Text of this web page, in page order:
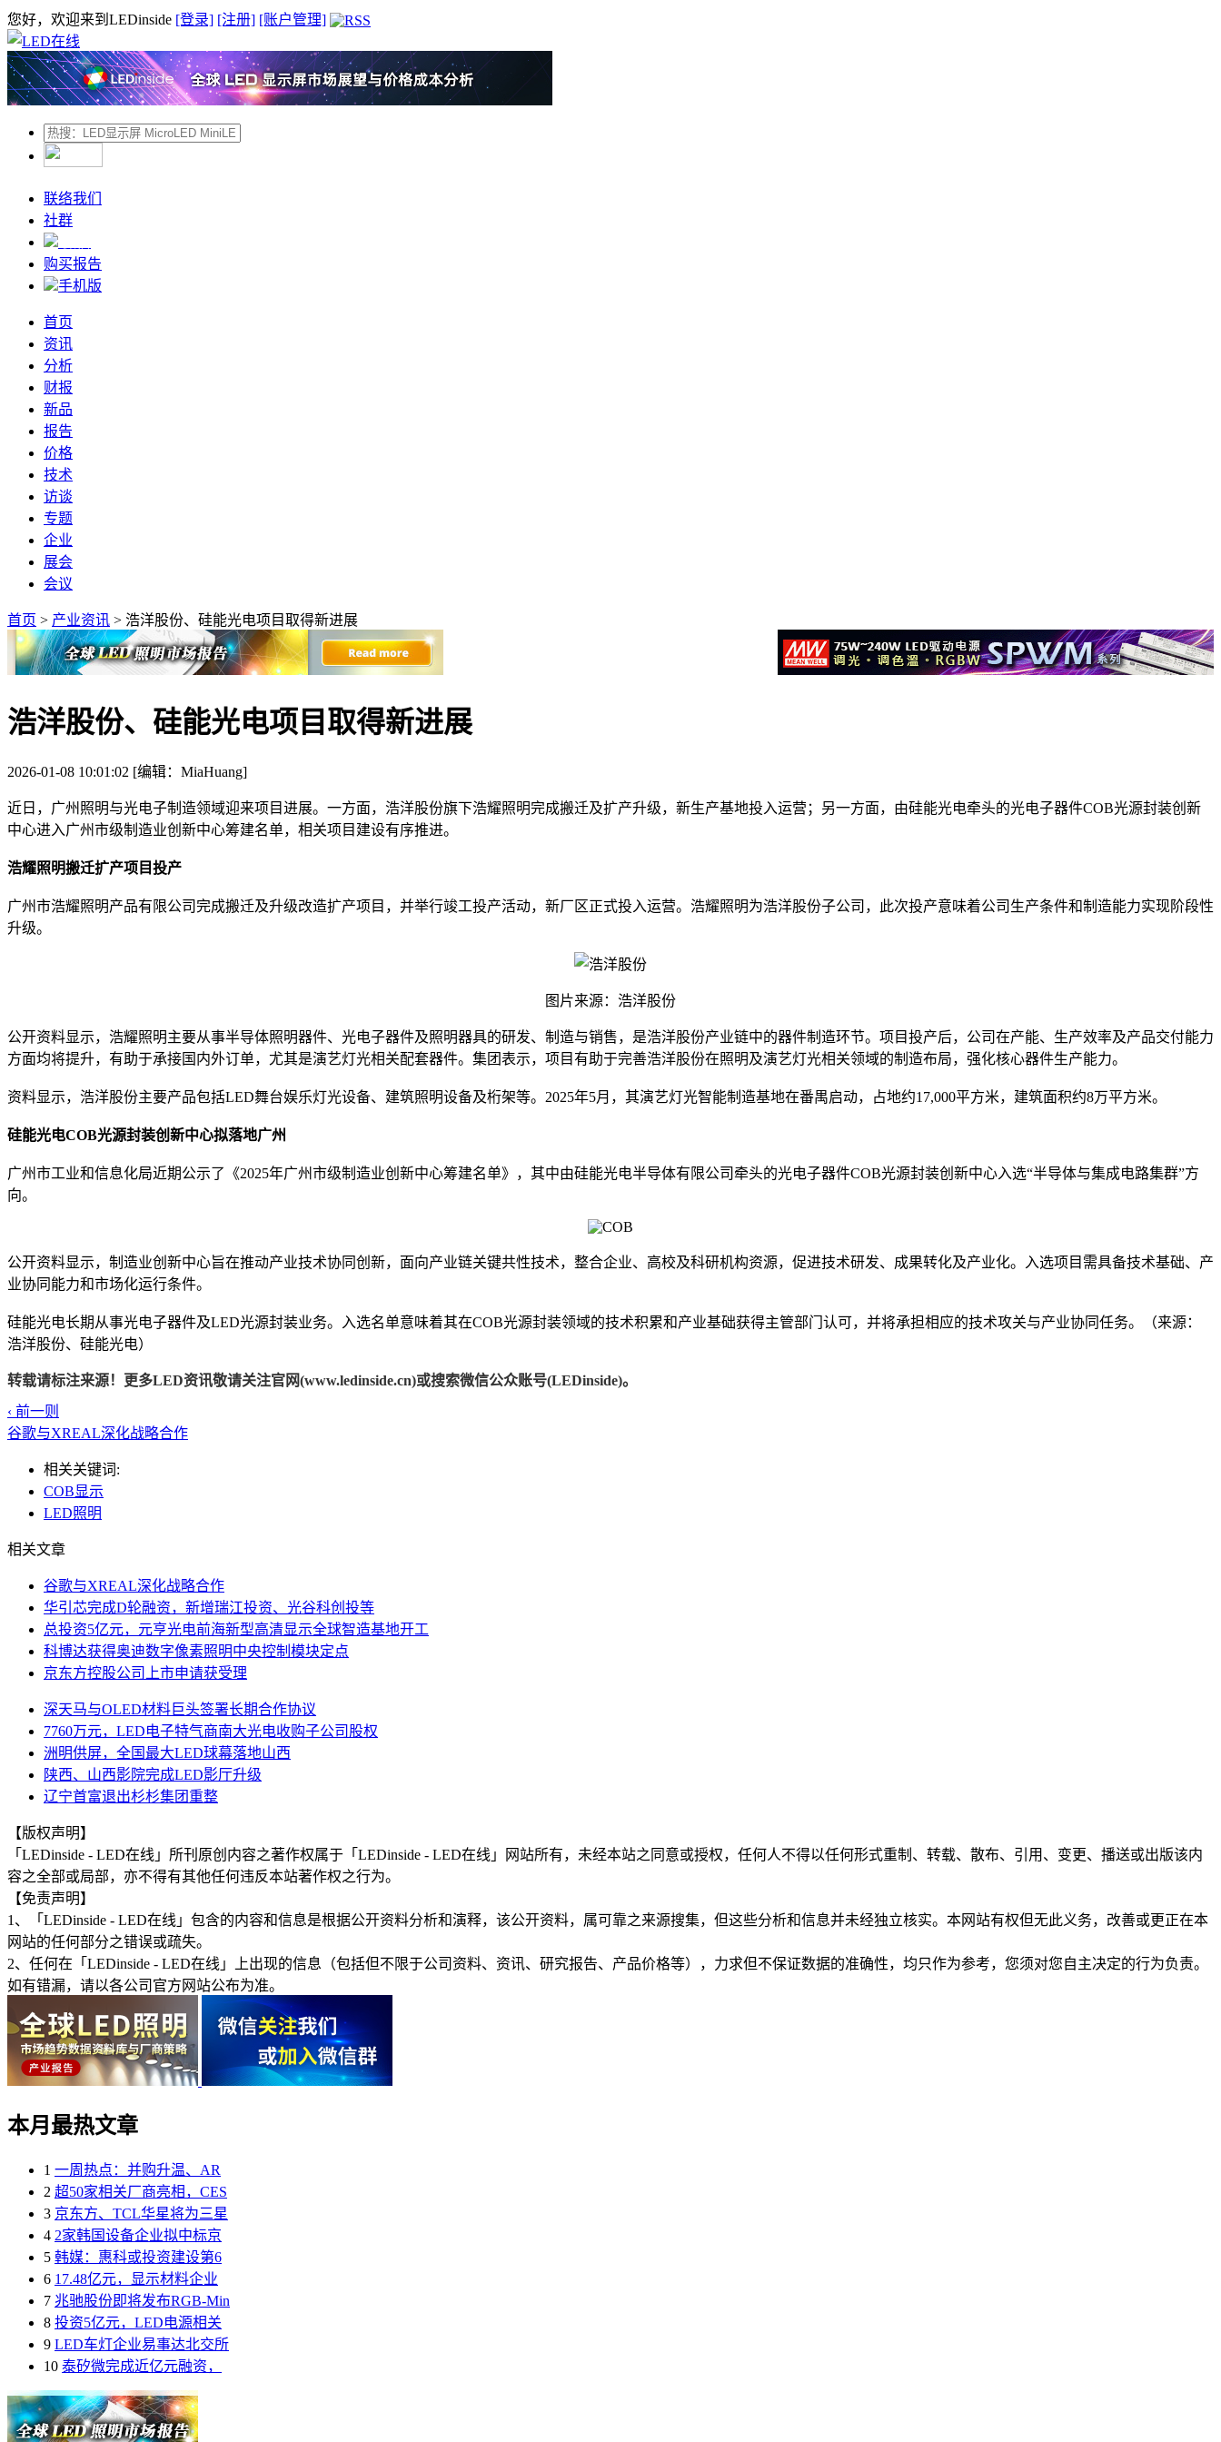
您好，欢迎来到LEDinside [登录] [注册] [账户管理]
联络我们
社群
购买报告
手机版
首页
资讯
分析
财报
新品
报告
价格
技术
访谈
专题
企业
展会
会议
首页 > 产业资讯 > 浩洋股份、硅能光电项目取得新进展
浩洋股份、硅能光电项目取得新进展
2026-01-08 10:01:02 [编辑：MiaHuang]
近日，广州照明与光电子制造领域迎来项目进展。一方面，浩洋股份旗下浩耀照明完成搬迁及扩产升级，新生产基地投入运营；另一方面，由硅能光电牵头的光电子器件COB光源封装创新
中心进入广州市级制造业创新中心筹建名单，相关项目建设有序推进。
浩耀照明搬迁扩产项目投产
广州市浩耀照明产品有限公司完成搬迁及升级改造扩产项目，并举行竣工投产活动，新厂区正式投入运营。浩耀照明为浩洋股份子公司，此次投产意味着公司生产条件和制造能力实现阶段性
升级。
图片来源：浩洋股份
公开资料显示，浩耀照明主要从事半导体照明器件、光电子器件及照明器具的研发、制造与销售，是浩洋股份产业链中的器件制造环节。项目投产后，公司在产能、生产效率及产品交付能力
方面均将提升，有助于承接国内外订单，尤其是演艺灯光相关配套器件。集团表示，项目有助于完善浩洋股份在照明及演艺灯光相关领域的制造布局，强化核心器件生产能力。
资料显示，浩洋股份主要产品包括LED舞台娱乐灯光设备、建筑照明设备及桁架等。2025年5月，其演艺灯光智能制造基地在番禺启动，占地约17,000平方米，建筑面积约8万平方米。
硅能光电COB光源封装创新中心拟落地广州
广州市工业和信息化局近期公示了《2025年广州市级制造业创新中心筹建名单》，其中由硅能光电半导体有限公司牵头的光电子器件COB光源封装创新中心入选“半导体与集成电路集群”方
向。
公开资料显示，制造业创新中心旨在推动产业技术协同创新，面向产业链关键共性技术，整合企业、高校及科研机构资源，促进技术研发、成果转化及产业化。入选项目需具备技术基础、产
业协同能力和市场化运行条件。
硅能光电长期从事光电子器件及LED光源封装业务。入选名单意味着其在COB光源封装领域的技术积累和产业基础获得主管部门认可，并将承担相应的技术攻关与产业协同任务。（来源：
浩洋股份、硅能光电）
转载请标注来源！更多LED资讯敬请关注官网(www.ledinside.cn)或搜索微信公众账号(LEDinside)。
‹ 前一则
谷歌与XREAL深化战略合作
相关关键词:
COB显示
LED照明
相关文章
谷歌与XREAL深化战略合作
华引芯完成D轮融资，新增瑞江投资、光谷科创投等
总投资5亿元，元亨光电前海新型高清显示全球智造基地开工
科博达获得奥迪数字像素照明中央控制模块定点
京东方控股公司上市申请获受理
深天马与OLED材料巨头签署长期合作协议
7760万元，LED电子特气商南大光电收购子公司股权
洲明供屏，全国最大LED球幕落地山西
陕西、山西影院完成LED影厅升级
辽宁首富退出杉杉集团重整
【版权声明】
「LEDinside - LED在线」所刊原创内容之著作权属于「LEDinside - LED在线」网站所有，未经本站之同意或授权，任何人不得以任何形式重制、转载、散布、引用、变更、播送或出版该内
容之全部或局部，亦不得有其他任何违反本站著作权之行为。
【免责声明】
1、「LEDinside - LED在线」包含的内容和信息是根据公开资料分析和演释，该公开资料，属可靠之来源搜集，但这些分析和信息并未经独立核实。本网站有权但无此义务，改善或更正在本
网站的任何部分之错误或疏失。
2、任何在「LEDinside - LED在线」上出现的信息（包括但不限于公司资料、资讯、研究报告、产品价格等），力求但不保证数据的准确性，均只作为参考，您须对您自主决定的行为负责。
如有错漏，请以各公司官方网站公布为准。
本月最热文章
1 一周热点：并购升温、AR
2 超50家相关厂商亮相，CES
3 京东方、TCL华星将为三星
4 2家韩国设备企业拟中标京
5 韩媒：惠科或投资建设第6
6 17.48亿元，显示材料企业
7 兆驰股份即将发布RGB-Min
8 投资5亿元，LED电源相关
9 LED车灯企业易事达北交所
10 泰矽微完成近亿元融资，